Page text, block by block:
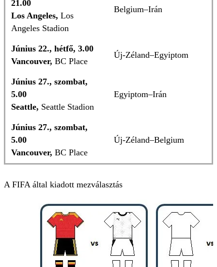
21.00
Los Angeles, Los
Angeles Stadion
Belgium–Irán
Június 22., hétfő, 3.00
Vancouver, BC Place
Új-Zéland–Egyiptom
Június 27., szombat,
5.00
Seattle, Seattle Stadion
Egyiptom–Irán
Június 27., szombat,
5.00
Vancouver, BC Place
Új-Zéland–Belgium
A FIFA által kiadott mezválasztás